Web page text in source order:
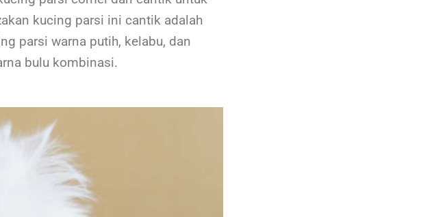
kucing parsi ini cantik adalah
parsi warna putih, kelabu, dan
bulu kombinasi.